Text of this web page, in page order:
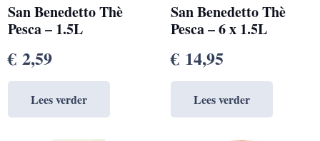
San Benedetto Thè
Pesca – 1.5L
€ 2,59
Lees verder
San Benedetto Thè
Pesca – 6 x 1.5L
€ 14,95
Lees verder